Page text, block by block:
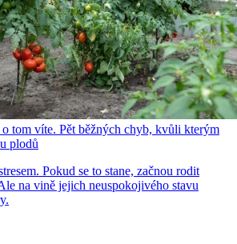
o tom víte. Pět běžných chyb, kvůli kterým
plodů
Pokud se to stane, začnou rodit
na vině jejich neuspokojivého stavu